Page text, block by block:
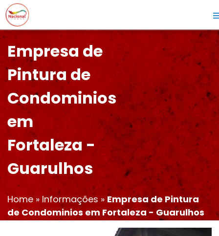
Empresa de
Pintura de
Condominios
em
Fortaleza -
Guarulhos
Home » Informações » Empresa de Pintura
de Condominios em Fortaleza - Guarulhos